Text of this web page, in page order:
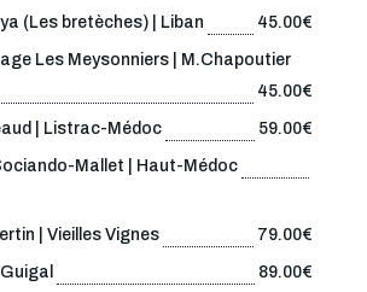
(Les bretèches) | Liban 45.00€
Les Meysonniers | M.Chapoutier
45.00€
| Listrac-Médoc 59.00€
Mallet | Haut-Médoc
| Vieilles Vignes 79.00€
89.00€